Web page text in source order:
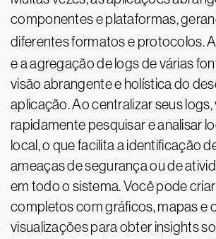
componentes e plataformas,
diferentes formatos e protocolos. A
e a agregação de logs de várias
visão abrangente e holística do
aplicação. Ao centralizar seus
rapidamente pesquisar e analisar
local, o que facilita a identificação
ameaças de segurança ou de
em todo o sistema. Você pode
completos com gráficos, mapas e
visualizações para obter insights